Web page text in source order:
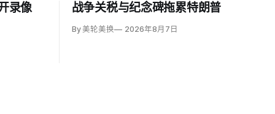
录像 战争关税与纪念碑拖累特朗普
By 美轮美换 2026年8月7日